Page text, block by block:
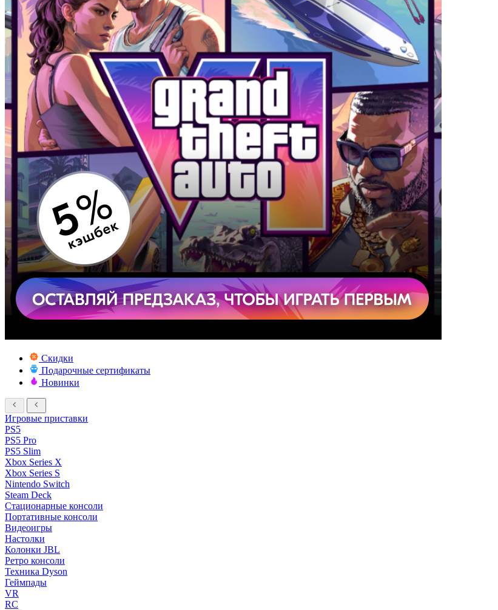
Скидки
Подарочные сертификаты
Новинки
Игровые приставки
PS5
PS5 Pro
PS5 Slim
Xbox Series X
Xbox Series S
Nintendo Switch
Steam Deck
Стационарные консоли
Портативные консоли
Видеоигры
Настолки
Колонки JBL
Ретро консоли
Техника Dyson
Геймпады
VR
RC